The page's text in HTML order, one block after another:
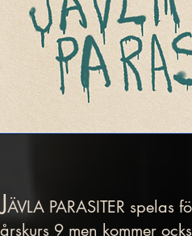
JÄVLA PARASITER spelas
årskurs 9 men kommer